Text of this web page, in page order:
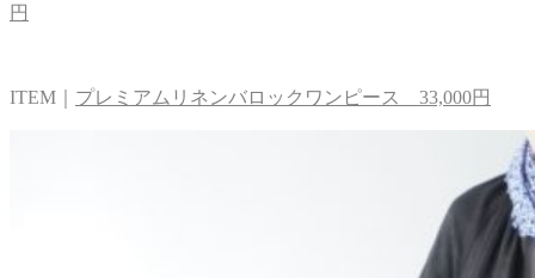
円
ITEM｜ プレミアムリネンバロックワンピース 33,000円